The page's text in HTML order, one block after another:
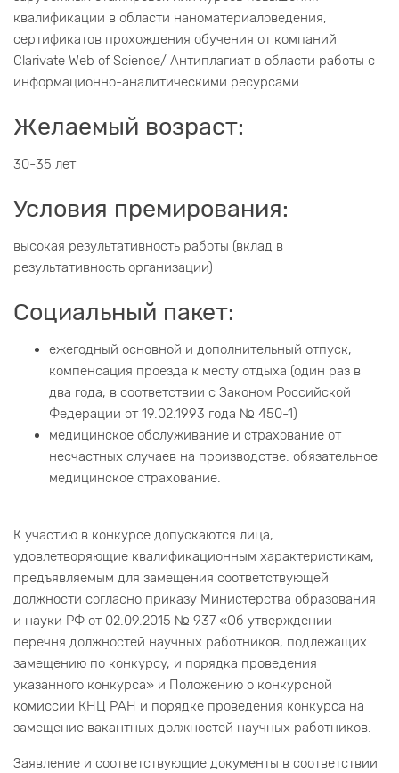
квалификации в области наноматериаловедения,
сертификатов прохождения обучения от компаний
Clarivate Web of Science/ Антиплагиат в области работы с
информационно-аналитическими ресурсами.
Желаемый возраст:
30-35 лет
Условия премирования:
высокая результативность работы (вклад в
результативность организации)
Социальный пакет:
ежегодный основной и дополнительный отпуск,
компенсация проезда к месту отдыха (один раз в
два года, в соответствии с Законом Российской
Федерации от 19.02.1993 года № 450-1)
медицинское обслуживание и страхование от
несчастных случаев на производстве: обязательное
медицинское страхование.
К участию в конкурсе допускаются лица,
удовлетворяющие квалификационным характеристикам,
предъявляемым для замещения соответствующей
должности согласно приказу Министерства образования
и науки РФ от 02.09.2015 № 937 «Об утверждении
перечня должностей научных работников, подлежащих
замещению по конкурсу, и порядка проведения
указанного конкурса» и Положению о конкурсной
комиссии КНЦ РАН и порядке проведения конкурса на
замещение вакантных должностей научных работников.
Заявление и соответствующие документы в соответствии